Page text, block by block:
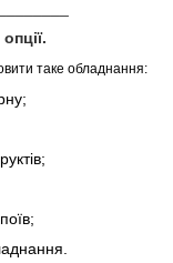
таке обладнання: